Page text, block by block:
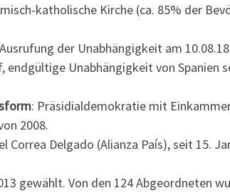
katholische Kirche (ca. 85% der
der Unabhängigkeit am
endgültige Unabhängigkeit von Spanien
: Präsidialdemokratie mit
2008.
Correa Delgado (Alianza País), seit 15.
gewählt. Von den 124 Abgeordneten